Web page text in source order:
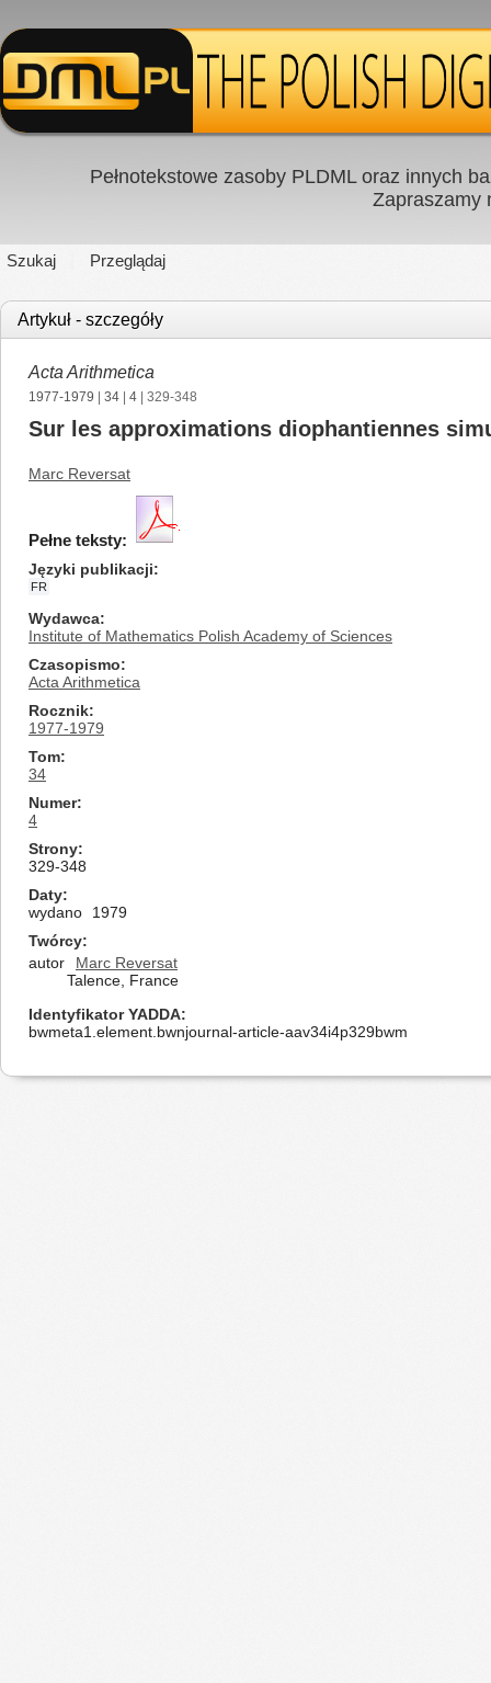
Pełnotekstowe zasoby PLDML oraz innych
Zapraszamy
Szukaj Przeglądaj
Artykuł - szczegóły
Acta Arithmetica
1977-1979 34 4 | 329-348
Sur les approximations diophantiennes
Marc Reversat
Pełne teksty:
Języki publikacji
FR
Wydawca
Institute of Mathematics Polish Academy of Sciences
Czasopismo
Acta Arithmetica
Rocznik
1977-1979
Tom
34
Numer
4
Strony
329-348
Daty
wydano
1979
Twórcy
autor
Marc Reversat
Talence, France
Identyfikator YADDA
bwmeta1.element.bwnjournal-article-aav34i4p329bwm